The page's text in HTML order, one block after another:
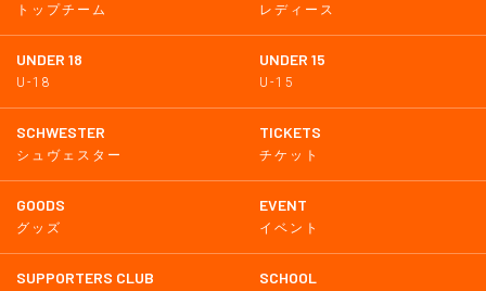
トップチーム レディース
UNDER 18
U-18
UNDER 15
U-15
SCHWESTER
シュヴェスター
TICKETS
チケット
GOODS
グッズ
EVENT
イベント
SUPPORTERS CLUB SCHOOL